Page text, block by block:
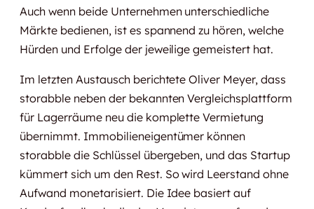
Auch wenn beide Unternehmen unterschiedliche
Märkte bedienen, ist es spannend zu hören, welche
Hürden und Erfolge der jeweilige gemeistert hat.
Im letzten Austausch berichtete Oliver Meyer, dass
storabble neben der bekannten Vergleichsplattform
für Lagerräume neu die komplette Vermietung
übernimmt. Immobilieneigentümer können
storabble die Schlüssel übergeben, und das Startup
kümmert sich um den Rest. So wird Leerstand ohne
Aufwand monetarisiert. Die Idee basiert auf